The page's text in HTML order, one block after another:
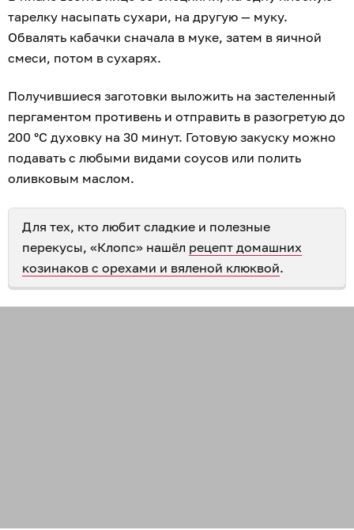
тарелку насыпать сухари, на другую — муку.
Обвалять кабачки сначала в муке, затем в яичной
смеси, потом в сухарях.
Получившиеся заготовки выложить на застеленный
пергаментом противень и отправить в разогретую до
200 °С духовку на 30 минут. Готовую закуску можно
подавать с любыми видами соусов или полить
оливковым маслом.
Для тех, кто любит сладкие и полезные
перекусы, «Клопс» нашёл рецепт домашних
козинаков с орехами и вяленой клюквой.